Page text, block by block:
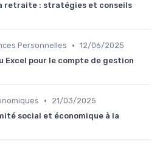
retraite : stratégies et conseils
Personnelles • 12/06/2025
Excel pour le compte de gestion
•
21/03/2025
social et économique à la